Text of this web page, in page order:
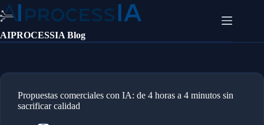
Saltar
al
AIPROCESSIA Blog
Propuestas comerciales con IA: de 4 horas a 4 minutos sin
sacrificar calidad